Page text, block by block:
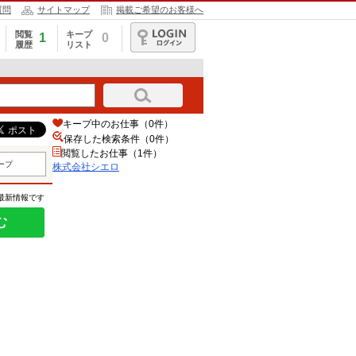
問 サイトマップ 掲載ご希望のお客様へ
閲覧
履歴
1
キープ
リスト
0
ログイン
プ
新情報です
キープ中のお仕事（0件）
保存した検索条件（0件）
閲覧したお仕事（1件）
株式会社シエロ